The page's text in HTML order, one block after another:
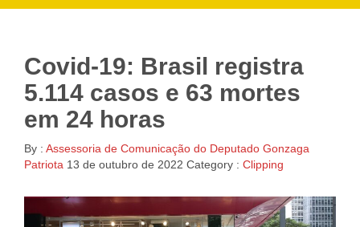
Covid-19: Brasil registra
5.114 casos e 63 mortes
em 24 horas
By : Assessoria de Comunicação do Deputado Gonzaga
Patriota 13 de outubro de 2022 Category : Clipping